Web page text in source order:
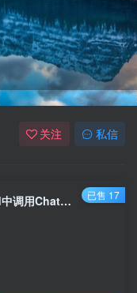
关注 私信
热狐计划：WordGPT教程+软件代码，在Word中调用ChatGPT 已售 17